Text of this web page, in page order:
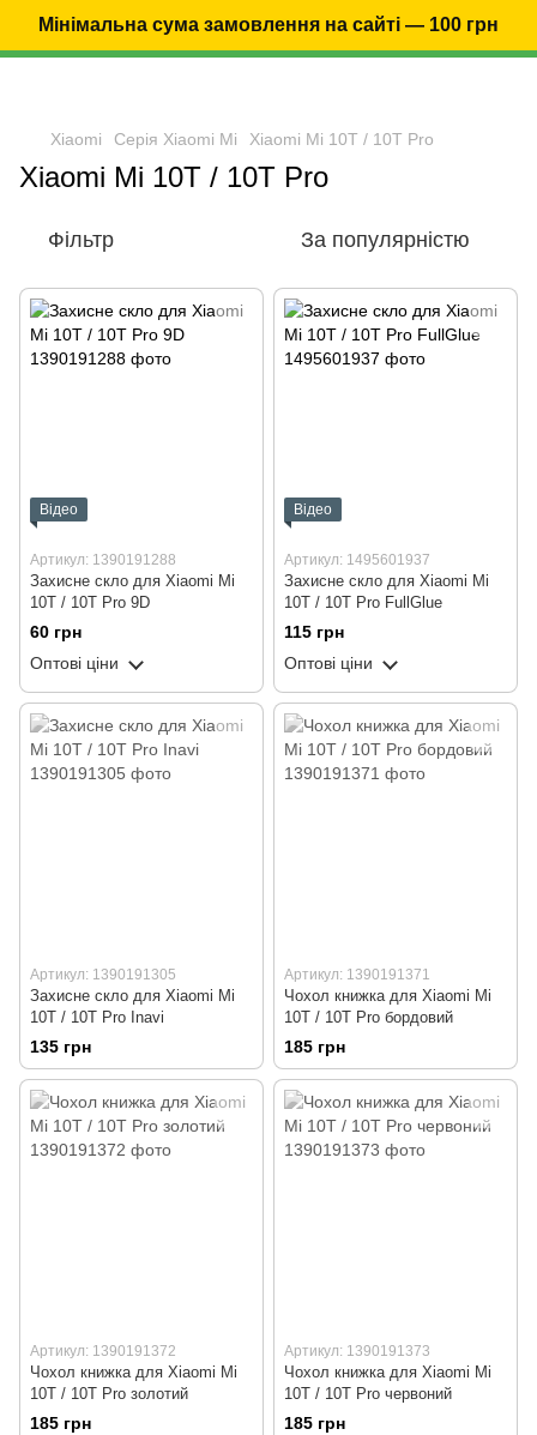
Мінімальна сума замовлення на сайті — 100 грн
Xiaomi Серія Xiaomi Mi Xiaomi Mi 10T / 10T Pro
Xiaomi Mi 10T / 10T Pro
Фільтр За популярністю
Відео
Артикул: 1390191288
Захисне скло для Xiaomi Mi
10T / 10T Pro 9D
60 грн
Оптові ціни
Відео
Артикул: 1495601937
Захисне скло для Xiaomi Mi
10T / 10T Pro FullGlue
115 грн
Оптові ціни
Артикул: 1390191305
Захисне скло для Xiaomi Mi
10T / 10T Pro Inavi
135 грн
Артикул: 1390191371
Чохол книжка для Xiaomi Mi
10T / 10T Pro бордовий
185 грн
Артикул: 1390191372
Чохол книжка для Xiaomi Mi
10T / 10T Pro золотий
185 грн
Артикул: 1390191373
Чохол книжка для Xiaomi Mi
10T / 10T Pro червоний
185 грн